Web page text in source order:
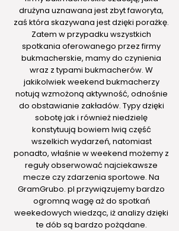
drużyna uznawana jest zbyt faworyta,
zaś która skazywana jest dzięki porażkę.
Zatem w przypadku wszystkich
spotkania oferowanego przez firmy
bukmacherskie, mamy do czynienia
wraz z typami bukmacherów. W
jakikolwiek weekend bukmacherzy
notują wzmożoną aktywność, odnośnie
do obstawianie zakładów. Typy dzięki
sobotę jak i również niedzielę
konstytuują bowiem lwią część
wszelkich wydarzeń, natomiast
ponadto, właśnie w weekend możemy z
reguły obserwować najciekawsze
mecze czy zdarzenia sportowe. Na
GramGrubo. pl przywiązujemy bardzo
ogromną wagę aż do spotkań
weekedowych wiedząc, iż analizy dzięki
te dób są bardzo pożądane.